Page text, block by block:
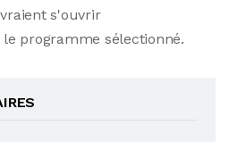
s'ouvrir
programme sélectionné.